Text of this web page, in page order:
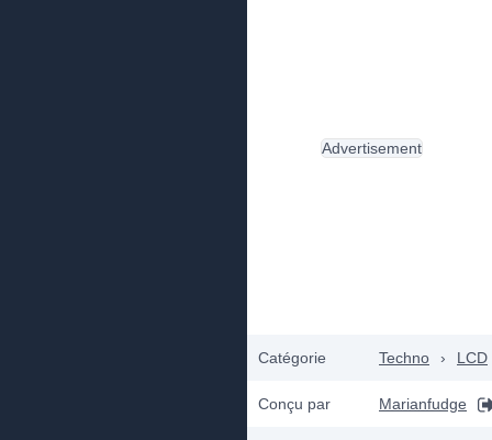
Catégorie Techno › LCD
Conçu par Marianfudge
Advertisement